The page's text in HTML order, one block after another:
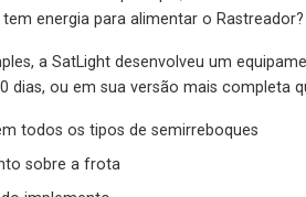
tem energia para alimentar o Rastreador?
a SatLight desenvolveu um
dias, ou em sua versão mais completa
todos os tipos de semirreboques
sobre a frota
implemento